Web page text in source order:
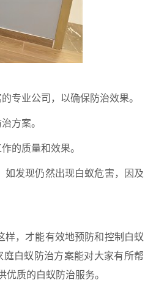
专业公司，以确保防治效果。
方案。
的质量和效果。
如发现仍然出现白蚁危害，因及
，才能有效地预防和控制白蚁
白蚁防治方案能对大家有所帮
质的白蚁防治服务。